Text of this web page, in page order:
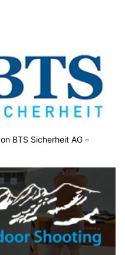
BTS Sicherheit AG –